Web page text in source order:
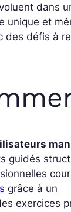
dans
unique et
des défis à
guidés
grâce à un
exercices